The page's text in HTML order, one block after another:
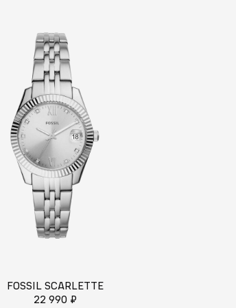
FOSSIL SCARLETTE
22 990 ₽